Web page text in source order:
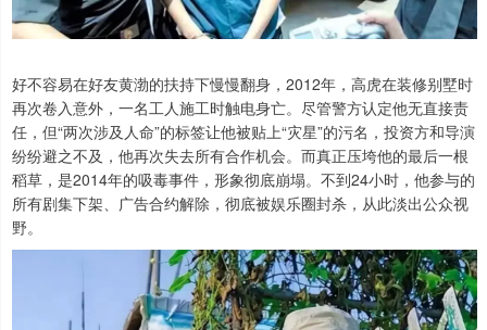
好不容易在好友黄渤的扶持下慢慢翻身，2012年，高虎在装修别墅时
再次卷入意外，一名工人施工时触电身亡。尽管警方认定他无直接责
任，但“两次涉及人命”的标签让他被贴上“灾星”的污名，投资方和导演
纷纷避之不及，他再次失去所有合作机会。而真正压垮他的最后一根
稻草，是2014年的吸毒事件，形象彻底崩塌。不到24小时，他参与的
所有剧集下架、广告合约解除，彻底被娱乐圈封杀，从此淡出公众视
野。